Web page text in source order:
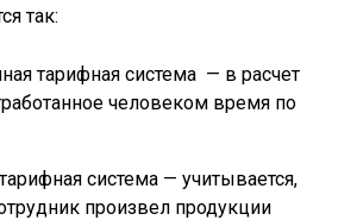
так:
тарифная система — в расчет
человеком время по
система — учитывается,
произвел продукции